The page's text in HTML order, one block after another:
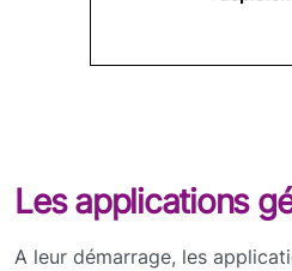
Les applications
A leur démarrage, les